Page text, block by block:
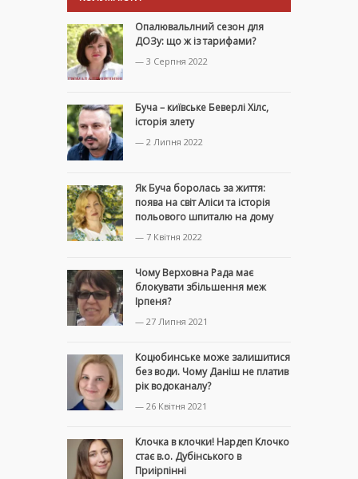
Опалювальлний сезон для
ДОЗу: що ж із тарифами?
— 3 Серпня 2022
Буча – київське Беверлі Хілс,
історія злету
— 2 Липня 2022
Як Буча боролась за життя:
поява на світ Аліси та історія
польового шпиталю на дому
— 7 Квітня 2022
Чому Верховна Рада має
блокувати збільшення меж
Ірпеня?
— 27 Липня 2021
Коцюбинське може залишитися
без води. Чому Даніш не платив
рік водоканалу?
— 26 Квітня 2021
Клочка в клочки! Нардеп Клочко
стає в.о. Дубінського в
Приірпінні